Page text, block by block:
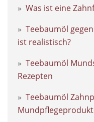
Was ist eine
Teebaumöl
ist realistisch?
Teebaumöl
Rezepten
Teebaumöl